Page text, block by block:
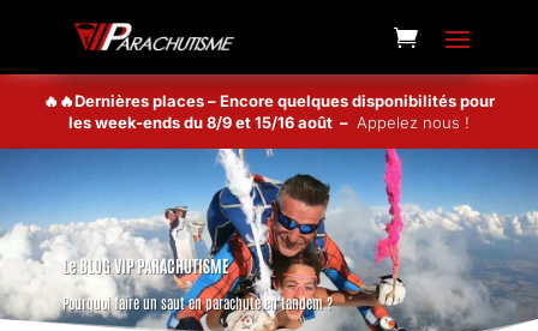
🔥🔥Dernières places – Encore quelques disponibilités pour
les week-ends du 8/9 et 15/16 août – Appelez nous !
Le BLOG VIP PARACHUTISME
Pourquoi faire un saut en parachute en tandem ?